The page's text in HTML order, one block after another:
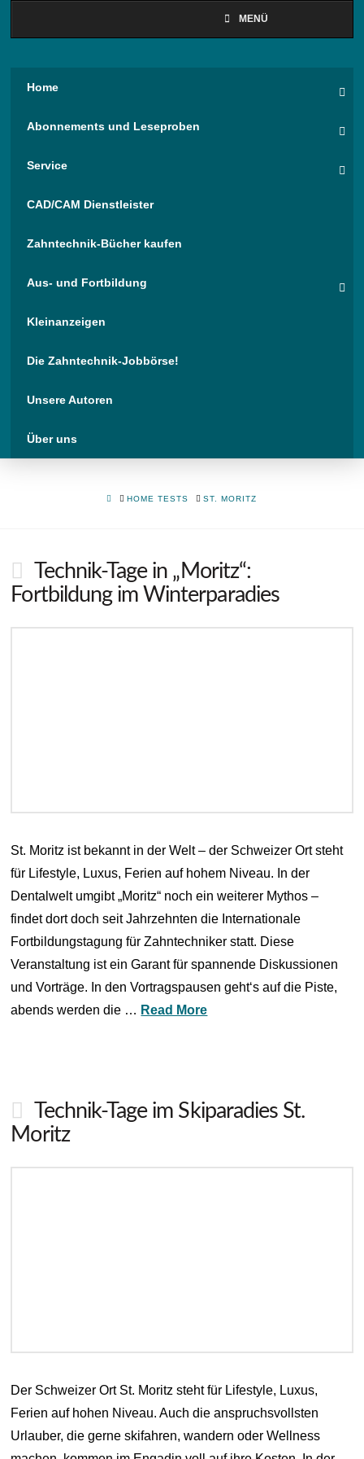
MENÜ
Home
Abonnements und Leseproben
Service
CAD/CAM Dienstleister
Zahntechnik-Bücher kaufen
Aus- und Fortbildung
Kleinanzeigen
Die Zahntechnik-Jobbörse!
Unsere Autoren
Über uns
HOMEHOME TESTS ST. MORITZ
Technik-Tage in „Moritz“:
Fortbildung im Winterparadies
St. Moritz ist bekannt in der Welt – der Schweizer Ort steht
für Lifestyle, Luxus, Ferien auf hohem Niveau. In der
Dentalwelt umgibt „Moritz“ noch ein weiterer Mythos –
findet dort doch seit Jahrzehnten die Internationale
Fortbildungstagung für Zahntechniker statt. Diese
Veranstaltung ist ein Garant für spannende Diskussionen
und Vorträge. In den Vortragspausen geht‘s auf die Piste,
abends werden die … Read More
Technik-Tage im Skiparadies St.
Moritz
Der Schweizer Ort St. Moritz steht für Lifestyle, Luxus,
Ferien auf hohen Niveau. Auch die anspruchsvollsten
Urlauber, die gerne skifahren, wandern oder Wellness